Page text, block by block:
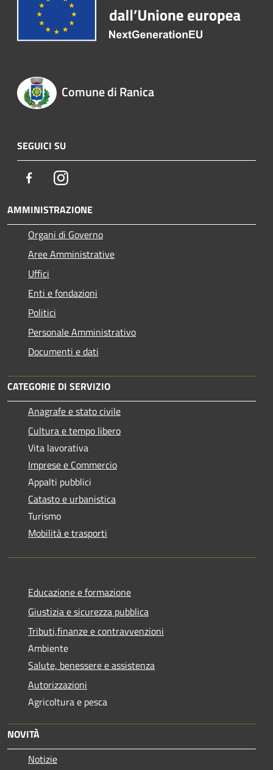
Comune di Ranica
SEGUICI SU
FacebookInstagram
AMMINISTRAZIONE
Organi di Governo
Aree Amministrative
Uffici
Enti e fondazioni
Politici
Personale Amministrativo
Documenti e dati
CATEGORIE DI SERVIZIO
Anagrafe e stato civile
Cultura e tempo libero
Vita lavorativa
Imprese e Commercio
Appalti pubblici
Catasto e urbanistica
Turismo
Mobilità e trasporti
Educazione e formazione
Giustizia e sicurezza pubblica
Tributi,finanze e contravvenzioni
Ambiente
Salute, benessere e assistenza
Autorizzazioni
Agricoltura e pesca
NOVITÀ
Notizie